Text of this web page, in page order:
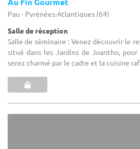
Pau - Pyrénées-Atlantiques (64)
Salle de réception
Salle de séminaire : Venez découvrir le
situé dans les Jardins de Joantho,
serez charmé par le cadre et la cuisine